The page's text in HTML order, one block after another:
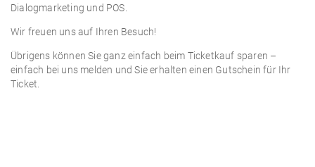
Dialogmarketing und POS.
Wir freuen uns auf Ihren Besuch!
Übrigens können Sie ganz einfach beim Ticketkauf sparen –
einfach bei uns melden und Sie erhalten einen Gutschein für Ihr
Ticket.